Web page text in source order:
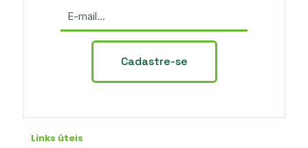
Links úteis